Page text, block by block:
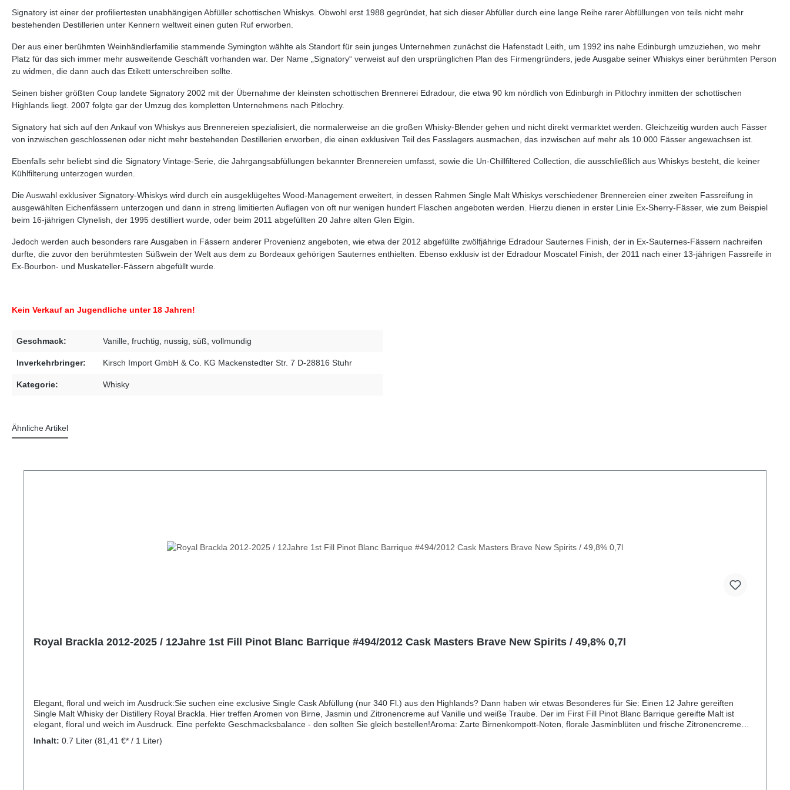
Signatory ist einer der profiliertesten unabhängigen Abfüller schottischen Whiskys. Obwohl erst 1988 gegründet, hat sich dieser Abfüller durch eine lange Reihe rarer Abfüllungen von teils nicht mehr
bestehenden Destillerien unter Kennern weltweit einen guten Ruf erworben.
Der aus einer berühmten Weinhändlerfamilie stammende Symington wählte als Standort für sein junges Unternehmen zunächst die Hafenstadt Leith, um 1992 ins nahe Edinburgh umzuziehen, wo mehr
Platz für das sich immer mehr ausweitende Geschäft vorhanden war. Der Name „Signatory“ verweist auf den ursprünglichen Plan des Firmengründers, jede Ausgabe seiner Whiskys einer berühmten Person
zu widmen, die dann auch das Etikett unterschreiben sollte.
Seinen bisher größten Coup landete Signatory 2002 mit der Übernahme der kleinsten schottischen Brennerei Edradour, die etwa 90 km nördlich von Edinburgh in Pitlochry inmitten der schottischen
Highlands liegt. 2007 folgte gar der Umzug des kompletten Unternehmens nach Pitlochry.
Signatory hat sich auf den Ankauf von Whiskys aus Brennereien spezialisiert, die normalerweise an die großen Whisky-Blender gehen und nicht direkt vermarktet werden. Gleichzeitig wurden auch Fässer
von inzwischen geschlossenen oder nicht mehr bestehenden Destillerien erworben, die einen exklusiven Teil des Fasslagers ausmachen, das inzwischen auf mehr als 10.000 Fässer angewachsen ist.
Ebenfalls sehr beliebt sind die Signatory Vintage-Serie, die Jahrgangsabfüllungen bekannter Brennereien umfasst, sowie die Un-Chillfiltered Collection, die ausschließlich aus Whiskys besteht, die keiner
Kühlfilterung unterzogen wurden.
Die Auswahl exklusiver Signatory-Whiskys wird durch ein ausgeklügeltes Wood-Management erweitert, in dessen Rahmen Single Malt Whiskys verschiedener Brennereien einer zweiten Fassreifung in
ausgewählten Eichenfässern unterzogen und dann in streng limitierten Auflagen von oft nur wenigen hundert Flaschen angeboten werden. Hierzu dienen in erster Linie Ex-Sherry-Fässer, wie zum Beispiel
beim 16-jährigen Clynelish, der 1995 destilliert wurde, oder beim 2011 abgefüllten 20 Jahre alten Glen Elgin.
Jedoch werden auch besonders rare Ausgaben in Fässern anderer Provenienz angeboten, wie etwa der 2012 abgefüllte zwölfjährige Edradour Sauternes Finish, der in Ex-Sauternes-Fässern nachreifen
durfte, die zuvor den berühmtesten Süßwein der Welt aus dem zu Bordeaux gehörigen Sauternes enthielten. Ebenso exklusiv ist der Edradour Moscatel Finish, der 2011 nach einer 13-jährigen Fassreife in
Ex-Bourbon- und Muskateller-Fässern abgefüllt wurde.
Kein Verkauf an Jugendliche unter 18 Jahren!
Geschmack: Vanille , fruchtig , nussig , süß , vollmundig
Inverkehrbringer: Kirsch Import GmbH & Co. KG Mackenstedter Str. 7 D-28816 Stuhr
Kategorie: Whisky
Ähnliche Artikel
Royal Brackla 2012-2025 / 12Jahre 1st Fill Pinot Blanc Barrique #494/2012 Cask Masters Brave New Spirits / 49,8% 0,7l
Elegant, floral und weich im Ausdruck:Sie suchen eine exclusive Single Cask Abfüllung (nur 340 Fl.) aus den Highlands? Dann haben wir etwas Besonderes für Sie: Einen 12 Jahre gereiften
Single Malt Whisky der Distillery Royal Brackla. Hier treffen Aromen von Birne, Jasmin und Zitronencreme auf Vanille und weiße Traube. Der im First Fill Pinot Blanc Barrique gereifte Malt ist
elegant, floral und weich im Ausdruck. Eine perfekte Geschmacksbalance - den sollten Sie gleich bestellen!Aroma: Zarte Birnenkompott-Noten, florale Jasminblüten und frische Zitronencreme
Zitrusfrische und feiner Süße wirkt lebendig und ausgewogen.Nachklang: Mittellang mit traubiger Fruchtigkeit, sanftem Vanillepudding und einem zarten blumigen Finish.Übrigens:Seit über zwei
Inhalt: 0.7 Liter (81,41 €* / 1 Liter)